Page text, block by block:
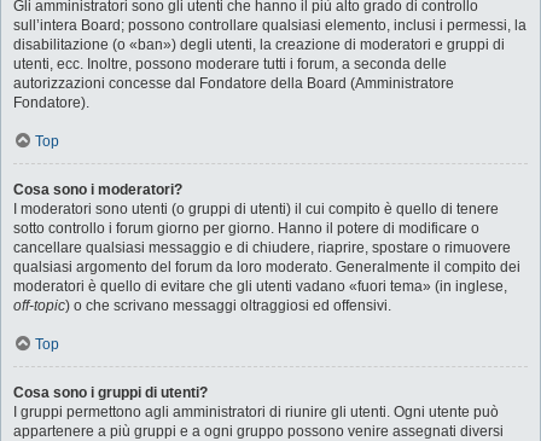
Gli amministratori sono gli utenti che hanno il più alto grado di controllo
sull’intera Board; possono controllare qualsiasi elemento, inclusi i permessi, la
disabilitazione (o «ban») degli utenti, la creazione di moderatori e gruppi di
utenti, ecc. Inoltre, possono moderare tutti i forum, a seconda delle
autorizzazioni concesse dal Fondatore della Board (Amministratore
Fondatore).
Top
Cosa sono i moderatori?
I moderatori sono utenti (o gruppi di utenti) il cui compito è quello di tenere
sotto controllo i forum giorno per giorno. Hanno il potere di modificare o
cancellare qualsiasi messaggio e di chiudere, riaprire, spostare o rimuovere
qualsiasi argomento del forum da loro moderato. Generalmente il compito dei
moderatori è quello di evitare che gli utenti vadano «fuori tema» (in inglese,
off-topic) o che scrivano messaggi oltraggiosi ed offensivi.
Top
Cosa sono i gruppi di utenti?
I gruppi permettono agli amministratori di riunire gli utenti. Ogni utente può
appartenere a più gruppi e a ogni gruppo possono venire assegnati diversi